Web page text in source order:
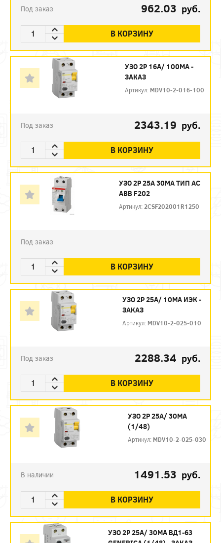
Под заказ 962.03 руб.
В КОРЗИНУ
УЗО 2P 16А/ 100МА -
ЗАКАЗ
Артикул: MDV10-2-016-100
Под заказ 2343.19 руб.
В КОРЗИНУ
УЗО 2P 25А 30МА ТИП AC
ABB F202
Артикул: 2CSF202001R1250
Под заказ
В КОРЗИНУ
УЗО 2P 25А/ 10МА ИЭК -
ЗАКАЗ
Артикул: MDV10-2-025-010
Под заказ 2288.34 руб.
В КОРЗИНУ
УЗО 2P 25А/ 30МА
(1/48)
Артикул: MDV10-2-025-030
В наличии 1491.53 руб.
В КОРЗИНУ
УЗО 2P 25А/ 30МА ВД1-63